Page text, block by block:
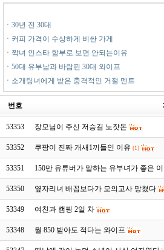
ㆍ 30년 전 30대
ㆍ 커피 가격이 수상하게 비싼 가게
ㆍ 짝녀 인스타 함부로 보면 안되는이유
ㆍ 50대 유부남과 바람핀 30대 와이프
ㆍ 소개팅녀에게 받은 충격적인 거절 멘트
번호
53353 장모님이 주신 저승길 노잣돈
53352 쿠팡이 진짜 개새1끼들인 이유 (1)
53351 150만 유튜버가 말하는 유부녀가 좋은
53350 옆자리녀 배꼽보다가 모의고사 망쳤다
53349 여친과 캠핑 2일 차
53348 월 850 받아도 적다는 와이프